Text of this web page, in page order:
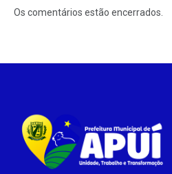
Os comentários estão encerrados.